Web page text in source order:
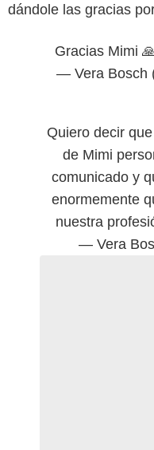
dándole las gracias
Gracias Mimi
— Vera Bosch
Quiero decir
de Mimi
comunicado y
enormemente
nuestra
— Vera